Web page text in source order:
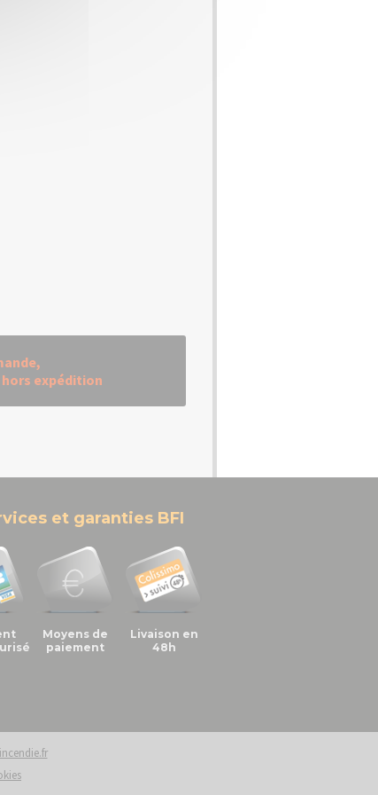
hors expédition
et garanties BFI
Moyens de
paiement
Livaison en
48h